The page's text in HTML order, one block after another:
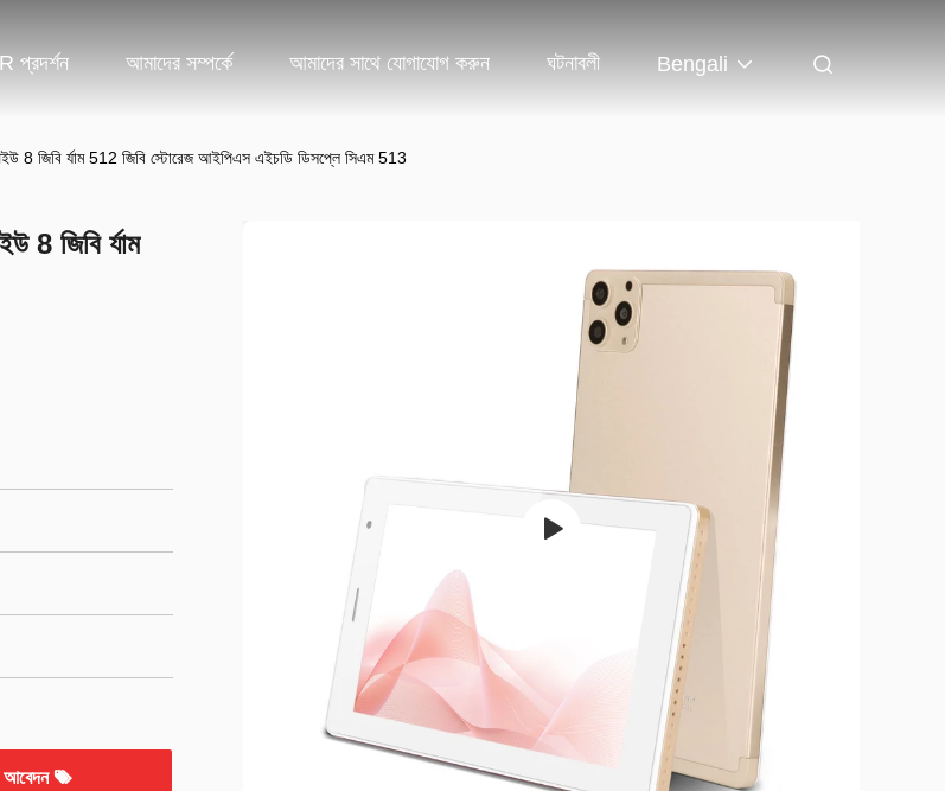
প্রদর্শন আমাদের সম্পর্কে আমাদের সাথে যোগাযোগ করুন ঘটনাবলী Bengali
8 জিবি র্যাম 512 জিবি স্টোরেজ আইপিএস এইচডি ডিসপ্লে সিএম 513
8 জিবি র্যাম
আবেদন